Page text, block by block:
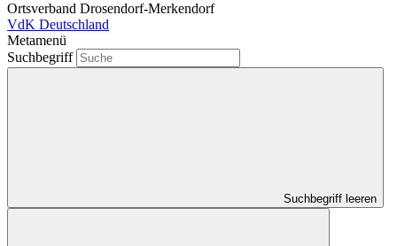
Ortsverband Drosendorf-Merkendorf
VdK Deutschland
Metamenü
Suchbegriff
Suchbegriff leeren